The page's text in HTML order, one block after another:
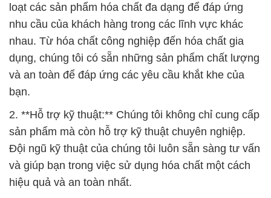
loạt các sản phẩm hóa chất đa dạng để đáp ứng
nhu cầu của khách hàng trong các lĩnh vực khác
nhau. Từ hóa chất công nghiệp đến hóa chất gia
dụng, chúng tôi có sẵn những sản phẩm chất lượng
và an toàn để đáp ứng các yêu cầu khắt khe của
bạn.
2. **Hỗ trợ kỹ thuật:** Chúng tôi không chỉ cung cấp
sản phẩm mà còn hỗ trợ kỹ thuật chuyên nghiệp.
Đội ngũ kỹ thuật của chúng tôi luôn sẵn sàng tư vấn
và giúp bạn trong việc sử dụng hóa chất một cách
hiệu quả và an toàn nhất.